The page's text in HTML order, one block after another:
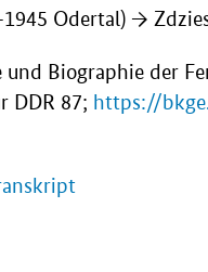
Odertal) →
Biographie der
DDR 87; https://